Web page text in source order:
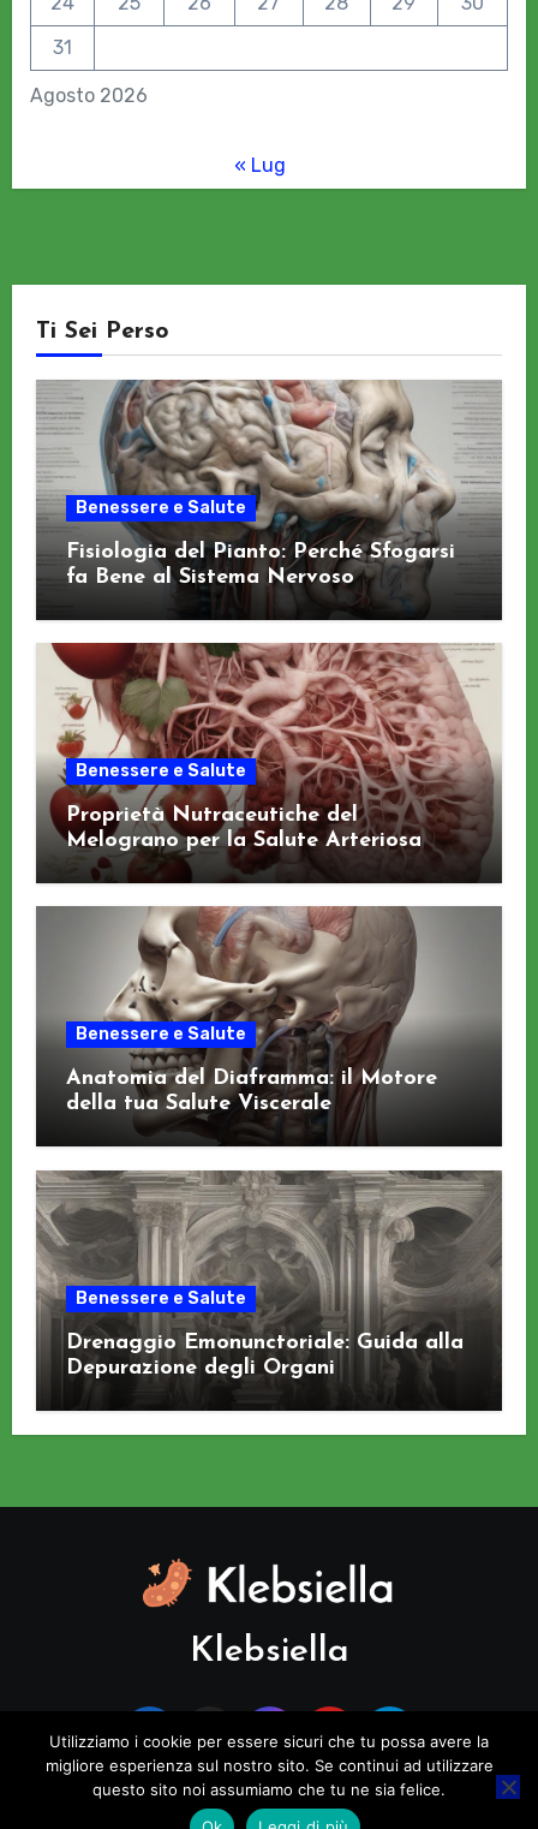
Agosto 2026
31
« Lug
Ti Sei Perso
Benessere e Salute
Fisiologia del Pianto: Perché Sfogarsi
fa Bene al Sistema Nervoso
Benessere e Salute
Proprietà Nutraceutiche del
Melograno per la Salute Arteriosa
Benessere e Salute
Anatomia del Diaframma: il Motore
della tua Salute Viscerale
Benessere e Salute
Drenaggio Emonunctoriale: Guida alla
Depurazione degli Organi
Klebsiella
Utilizziamo i cookie per essere sicuri che tu possa avere la
migliore esperienza sul nostro sito. Se continui ad utilizzare
questo sito noi assumiamo che tu ne sia felice.